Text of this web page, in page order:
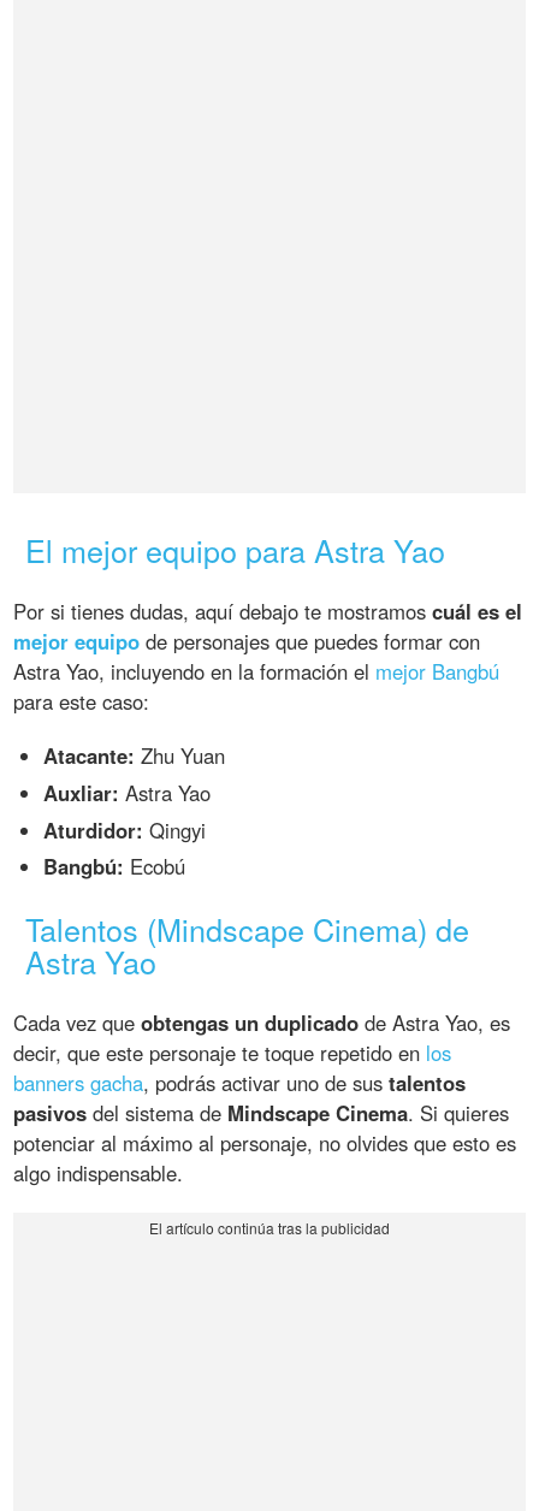
El mejor equipo para Astra Yao
Por si tienes dudas, aquí debajo te mostramoscuál es el
mejor equipo de personajes que puedes formar con
Astra Yao, incluyendo en la formación el mejor Bangbú
para este caso:
Atacante: Zhu Yuan
Auxliar: Astra Yao
Aturdidor: Qingyi
Bangbú: Ecobú
Talentos (Mindscape Cinema) de
Astra Yao
Cada vez queobtengas un duplicado de Astra Yao, es
decir, que este personaje te toque repetido en los
banners gacha, podrás activar uno de sustalentos
pasivos del sistema de Mindscape Cinema. Si quieres
potenciar al máximo al personaje, no olvides que esto es
algo indispensable.